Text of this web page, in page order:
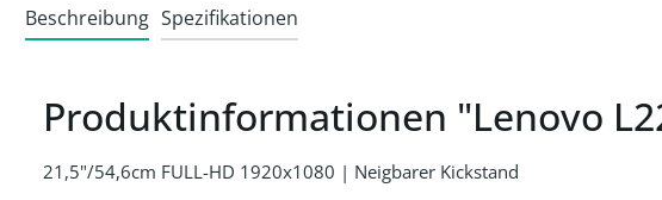
Beschreibung Spezifikationen
Produktinformationen "Lenovo
21,5"/54,6cm FULL-HD 1920x1080 | Neigbarer Kickstand